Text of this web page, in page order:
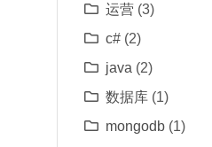
运营(3)
c#(2)
java (2)
数据库(1)
mongodb(1)